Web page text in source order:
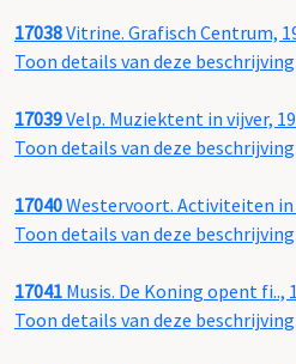
17038Vitrine. Grafisch Centrum,
Toon details van deze beschrijving
17039Velp. Muziektent in vijver,
Toon details van deze beschrijving
17040Westervoort. Activiteiten in
Toon details van deze beschrijving
17041 Musis. De Koning opent fi..,
Toon details van deze beschrijving